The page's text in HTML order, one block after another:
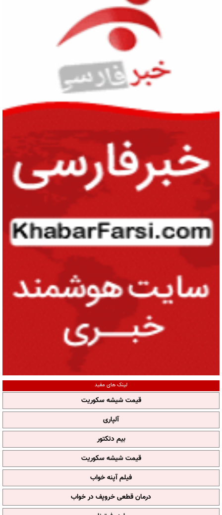
لینک های مفید
قیمت شیشه سکوریت
آلپاری
بیم دتکتور
قیمت شیشه سکوریت
فیلم آپنه خواب
درمان قطعی خروپف در خواب